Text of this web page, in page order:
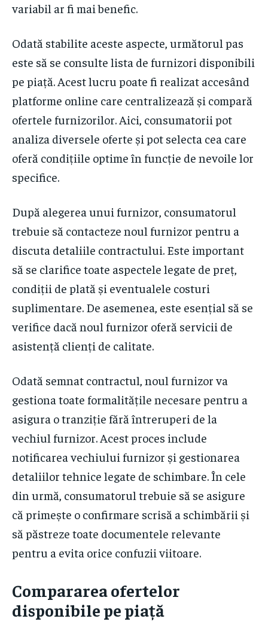
variabil ar fi mai benefic.
Odată stabilite aceste aspecte, următorul pas
este să se consulte lista de furnizori disponibili
pe piață. Acest lucru poate fi realizat accesând
platforme online care centralizează și compară
ofertele furnizorilor. Aici, consumatorii pot
analiza diversele oferte și pot selecta cea care
oferă condițiile optime în funcție de nevoile lor
specifice.
După alegerea unui furnizor, consumatorul
trebuie să contacteze noul furnizor pentru a
discuta detaliile contractului. Este important
să se clarifice toate aspectele legate de preț,
condiții de plată și eventualele costuri
suplimentare. De asemenea, este esențial să se
verifice dacă noul furnizor oferă servicii de
asistență clienți de calitate.
Odată semnat contractul, noul furnizor va
gestiona toate formalitățile necesare pentru a
asigura o tranziție fără întreruperi de la
vechiul furnizor. Acest proces include
notificarea vechiului furnizor și gestionarea
detaliilor tehnice legate de schimbare. În cele
din urmă, consumatorul trebuie să se asigure
că primește o confirmare scrisă a schimbării și
să păstreze toate documentele relevante
pentru a evita orice confuzii viitoare.
Compararea ofertelor
disponibile pe piață